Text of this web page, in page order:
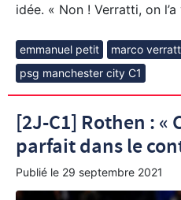
idée. « Non ! Verratti, on
emmanuel petit marco
psg manchester city C1
[2J-C1] Rothen : «
parfait dans le
Publié le 29 septembre 2021